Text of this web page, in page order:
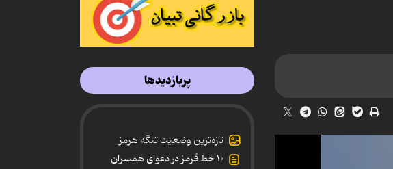
پربازدیدها
تازه‌ترین وضعیت تنگه هرمز
۱۰ خط قرمز در دعوای همسران